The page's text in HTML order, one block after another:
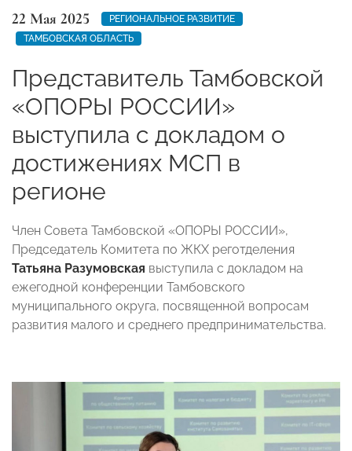
22 Мая 2025
РЕГИОНАЛЬНОЕ РАЗВИТИЕ
ТАМБОВСКАЯ ОБЛАСТЬ
Представитель Тамбовской
«ОПОРЫ РОССИИ»
выступила с докладом о
достижениях МСП в
регионе
Член Совета Тамбовской «ОПОРЫ РОССИИ»,
Председатель Комитета по ЖКХ реготделения
Татьяна Разумовская выступила с докладом на
ежегодной конференции Тамбовского
муниципального округа, посвященной вопросам
развития малого и среднего предпринимательства.